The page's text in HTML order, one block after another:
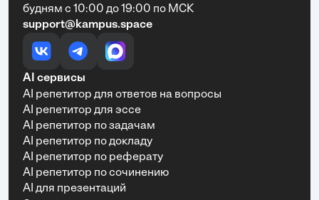
будням с 10:00 до 19:00 по МСК
support@kampus.space
AI сервисы
AI репетитор для ответов на вопросы
AI репетитор для эссе
AI репетитор по задачам
AI репетитор по докладу
AI репетитор по реферату
AI репетитор по сочинению
AI для презентаций